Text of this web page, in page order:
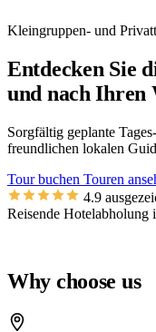
Kleingruppen- und
Entdecken Sie
und nach Ihren
Sorgfältig geplante
freundlichen lokalen
Tour buchen Touren
4.9
Reisende Hotelabholung
Why choose us